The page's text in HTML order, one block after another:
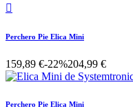

Perchero Pie Elica Mini
159,89 €-22%204,99 €
Perchero Pie Elica Mini